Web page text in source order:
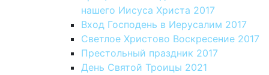
нашего Иисуса Христа 2017
Вход Господень в Иерусалим 2017
Светлое Христово Воскресение 2017
Престольный праздник 2017
День Святой Троицы 2021